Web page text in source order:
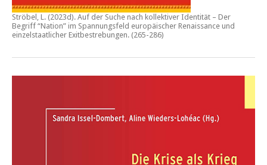
Ströbel, L. (2023d). Auf der Suche nach kollektiver Identität – Der
Begriff “Nation” im Spannungsfeld europäischer Renaissance und
einzelstaatlicher Exitbestrebungen. (265-286)